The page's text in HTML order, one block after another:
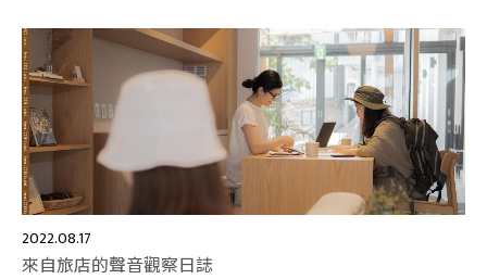
2022.08.17
來自旅店的聲音觀察日誌